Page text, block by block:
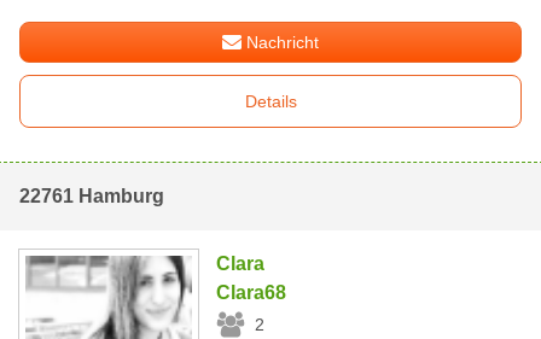
Nachricht
Details
22761 Hamburg
Clara
Clara68
2